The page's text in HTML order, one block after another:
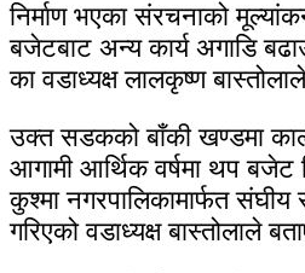
निर्माण भएका संरचनाको
बजेटबाट अन्य कार्य अगाडि
का वडाध्यक्ष लालकृष्ण
उक्त सडकको बाँकी खण्डमा
आगामी आर्थिक वर्षमा थप बजेट
कुश्मा नगरपालिकामार्फत
गरिएको वडाध्यक्ष बास्तोलाले